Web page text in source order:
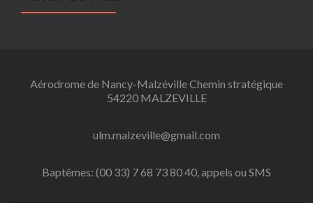
Aérodrome de Nancy-Malzéville Chemin stratégique
54220 MALZEVILLE
ulm.malzeville@gmail.com
Baptêmes: (00 33) 7 68 73 80 40, appels ou SMS